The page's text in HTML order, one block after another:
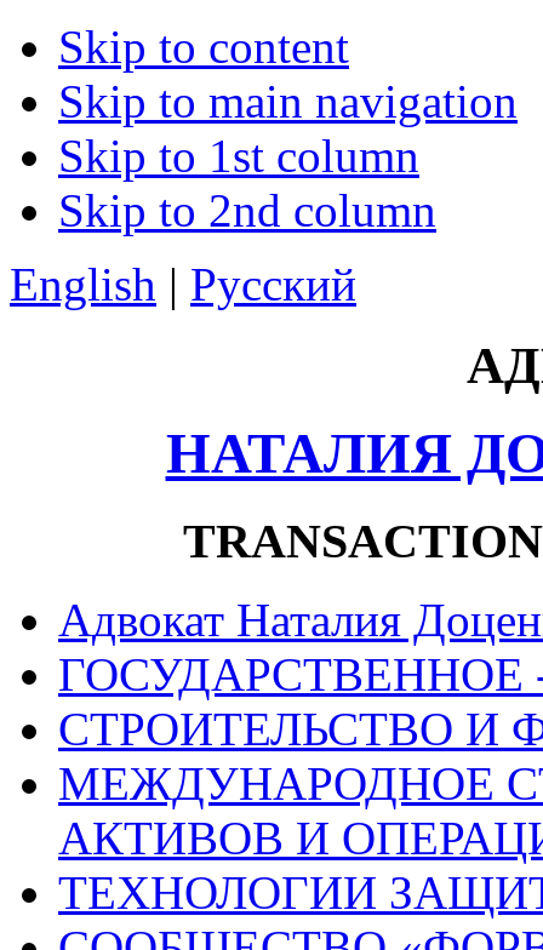
Skip to content
Skip to main navigation
Skip to 1st column
Skip to 2nd column
English | Русский
НАТАЛИЯ
Адвокат Наталия
ГОСУДАРСТВЕННОЕ
СТРОИТЕЛЬСТВО И
МЕЖДУНАРОДНОЕ
АКТИВОВ И
ТЕХНОЛОГИИ